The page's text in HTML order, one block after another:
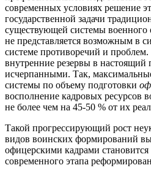
современных условиях решение
государственной задачи
существующей системы военного
не представляется возможным в
системе противоречий и
внутренние резервы в настоящий
исчерпанными. Так,
системы по объему подготовки
восполнение кадровых ресурсов
не более чем на 45-50 % от их
Такой прогрессирующий рост
видов воинских формирований
офицерскими кадрами
современного этапа